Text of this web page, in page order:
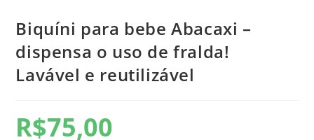
Biquíni para bebe Abacaxi –
dispensa o uso de fralda!
Lavável e reutilizável
R$75,00